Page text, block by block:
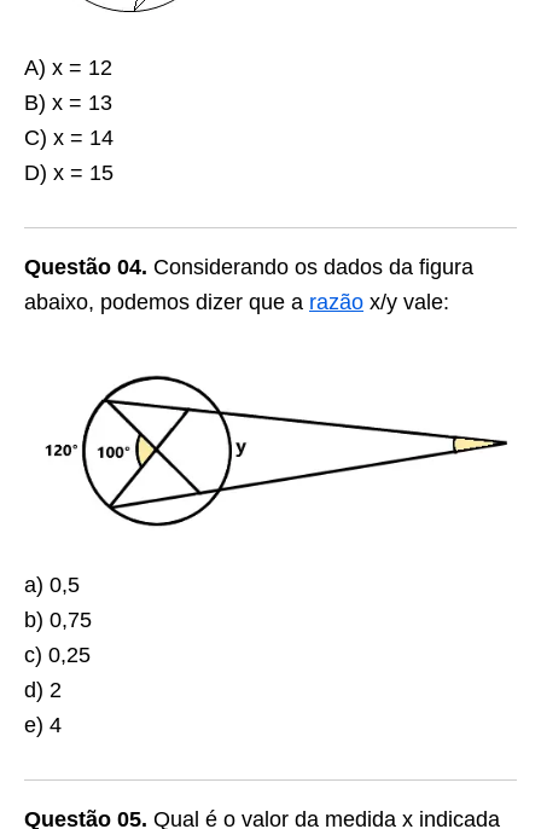
A) x = 12
B) x = 13
C) x = 14
D) x = 15
Questão 04. Considerando os dados da figura
abaixo, podemos dizer que a razão x/y vale:
a) 0,5
b) 0,75
c) 0,25
d) 2
e) 4
Questão 05. Qual é o valor da medida x indicada